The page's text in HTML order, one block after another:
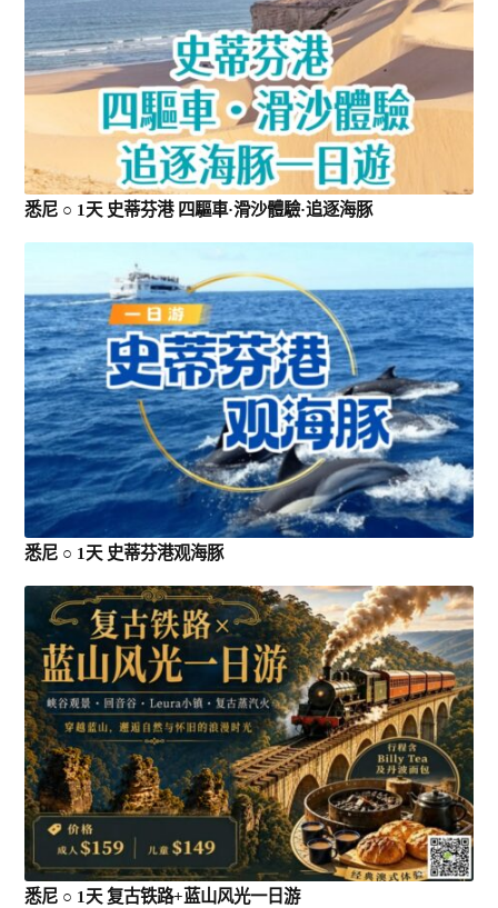
悉尼 ○ 1天 史蒂芬港 四驅車·滑沙體驗·追逐海豚
悉尼 ○ 1天 史蒂芬港观海豚
悉尼 ○ 1天 复古铁路+蓝山风光一日游